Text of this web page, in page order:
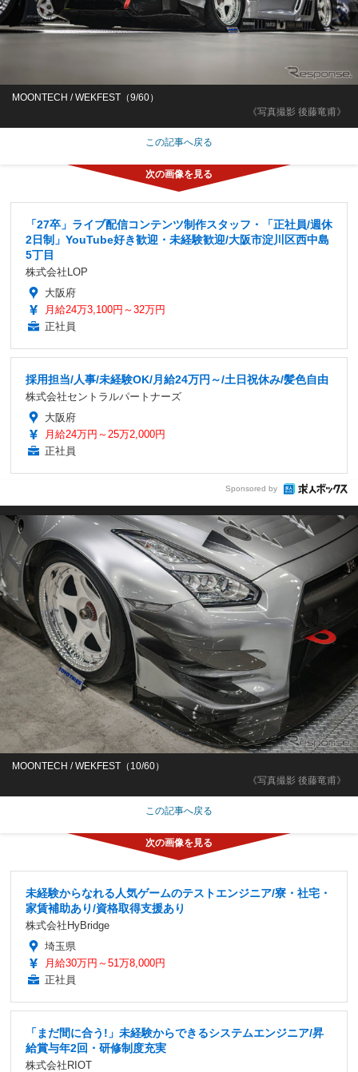
《写真撮影 後藤竜甫》
MOONTECH / WEKFEST（9/60）
この記事へ戻る
「27卒」ライブ配信コンテンツ制作スタッフ・「正社員/週休
2日制」YouTube好き歓迎・未経験歓迎/大阪市淀川区西中島
5丁目
株式会社LOP
大阪府
月給24万3,100円～32万円
正社員
採用担当/人事/未経験OK/月給24万円～/土日祝休み/髪色自由
株式会社セントラルパートナーズ
大阪府
月給24万円～25万2,000円
正社員
Sponsored by
《写真撮影 後藤竜甫》
MOONTECH / WEKFEST（10/60）
この記事へ戻る
未経験からなれる人気ゲームのテストエンジニア/寮・社宅・
家賃補助あり/資格取得支援あり
株式会社HyBridge
埼玉県
月給30万円～51万8,000円
正社員
「まだ間に合う!」未経験からできるシステムエンジニア/昇
給賞与年2回・研修制度充実
株式会社RIOT